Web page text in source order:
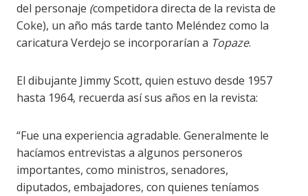
del personaje (competidora directa de la revista de
Coke), un año más tarde tanto Meléndez como la
caricatura Verdejo se incorporarían a Topaze.
El dibujante Jimmy Scott, quien estuvo desde 1957
hasta 1964, recuerda así sus años en la revista:
“Fue una experiencia agradable. Generalmente le
hacíamos entrevistas a algunos personeros
importantes, como ministros, senadores,
diputados, embajadores, con quienes teníamos